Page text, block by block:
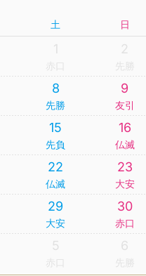
土 日
1
赤口
2
先勝
8
先勝
9
友引
15
先負
16
仏滅
22
仏滅
23
大安
29
大安
30
赤口
5
赤口
6
先勝